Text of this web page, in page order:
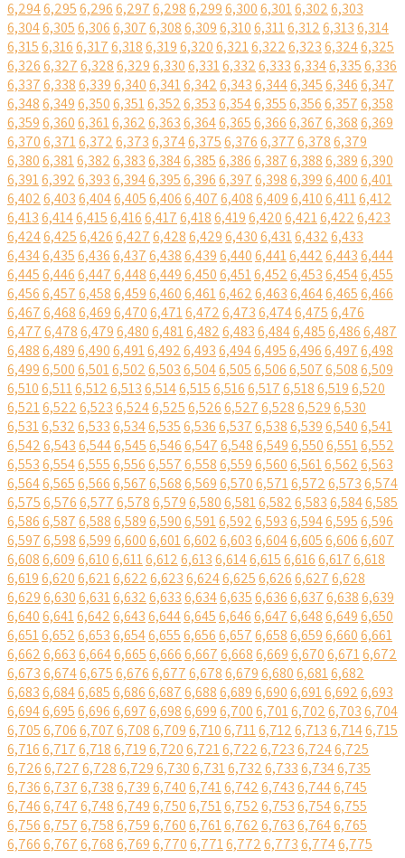
6,2946,2956,2966,2976,2986,2996,3006,3016,3026,303
6,3046,3056,3066,3076,3086,3096,3106,3116,3126,3136,314
6,3156,3166,3176,3186,3196,3206,3216,3226,3236,3246,325
6,3266,3276,3286,3296,3306,3316,3326,3336,3346,3356,336
6,3376,3386,3396,3406,3416,3426,3436,3446,3456,3466,347
6,3486,3496,3506,3516,3526,3536,3546,3556,3566,3576,358
6,3596,3606,3616,3626,3636,3646,3656,3666,3676,3686,369
6,3706,3716,3726,3736,3746,3756,3766,3776,3786,379
6,3806,3816,3826,3836,3846,3856,3866,3876,3886,3896,390
6,3916,3926,3936,3946,3956,3966,3976,3986,3996,4006,401
6,4026,4036,4046,4056,4066,4076,4086,4096,4106,4116,412
6,4136,4146,4156,4166,4176,4186,4196,4206,4216,4226,423
6,4246,4256,4266,4276,4286,4296,4306,4316,4326,433
6,4346,4356,4366,4376,4386,4396,4406,4416,4426,4436,444
6,4456,4466,4476,4486,4496,4506,4516,4526,4536,4546,455
6,4566,4576,4586,4596,4606,4616,4626,4636,4646,4656,466
6,4676,4686,4696,4706,4716,4726,4736,4746,4756,476
6,4776,4786,4796,4806,4816,4826,4836,4846,4856,4866,487
6,4886,4896,4906,4916,4926,4936,4946,4956,4966,4976,498
6,4996,5006,5016,5026,5036,5046,5056,5066,5076,5086,509
6,5106,5116,5126,5136,5146,5156,5166,5176,5186,5196,520
6,5216,5226,5236,5246,5256,5266,5276,5286,5296,530
6,5316,5326,5336,5346,5356,5366,5376,5386,5396,5406,541
6,5426,5436,5446,5456,5466,5476,5486,5496,5506,5516,552
6,5536,5546,5556,5566,5576,5586,5596,5606,5616,5626,563
6,5646,5656,5666,5676,5686,5696,5706,5716,5726,5736,574
6,5756,5766,5776,5786,5796,5806,5816,5826,5836,5846,585
6,5866,5876,5886,5896,5906,5916,5926,5936,5946,5956,596
6,5976,5986,5996,6006,6016,6026,6036,6046,6056,6066,607
6,6086,6096,6106,6116,6126,6136,6146,6156,6166,6176,618
6,6196,6206,6216,6226,6236,6246,6256,6266,6276,628
6,6296,6306,6316,6326,6336,6346,6356,6366,6376,6386,639
6,6406,6416,6426,6436,6446,6456,6466,6476,6486,6496,650
6,6516,6526,6536,6546,6556,6566,6576,6586,6596,6606,661
6,6626,6636,6646,6656,6666,6676,6686,6696,6706,6716,672
6,6736,6746,6756,6766,6776,6786,6796,6806,6816,682
6,6836,6846,6856,6866,6876,6886,6896,6906,6916,6926,693
6,6946,6956,6966,6976,6986,6996,7006,7016,7026,7036,704
6,7056,7066,7076,7086,7096,7106,7116,7126,7136,7146,715
6,7166,7176,7186,7196,7206,7216,7226,7236,7246,725
6,7266,7276,7286,7296,7306,7316,7326,7336,7346,735
6,7366,7376,7386,7396,7406,7416,7426,7436,7446,745
6,7466,7476,7486,7496,7506,7516,7526,7536,7546,755
6,7566,7576,7586,7596,7606,7616,7626,7636,7646,765
6,7666,7676,7686,7696,7706,7716,7726,7736,7746,775